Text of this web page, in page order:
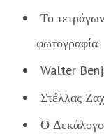
Το
φωτογραφία
Walter
Στέλλας
Ο